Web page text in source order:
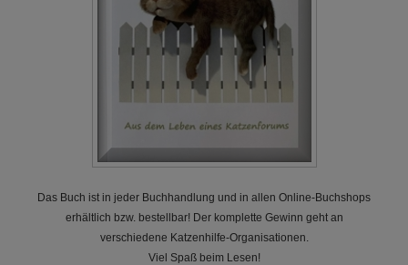
Das Buch ist in jeder Buchhandlung und in allen Online-Buchshops
erhältlich bzw. bestellbar! Der komplette Gewinn geht an
verschiedene Katzenhilfe-Organisationen.
Viel Spaß beim Lesen!